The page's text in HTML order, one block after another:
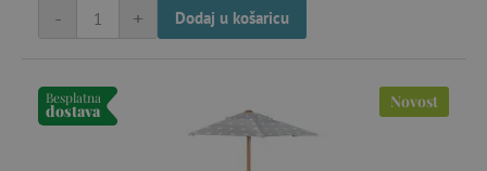
+
- Dodaj u košaricu
Besplatna
dostava Novost